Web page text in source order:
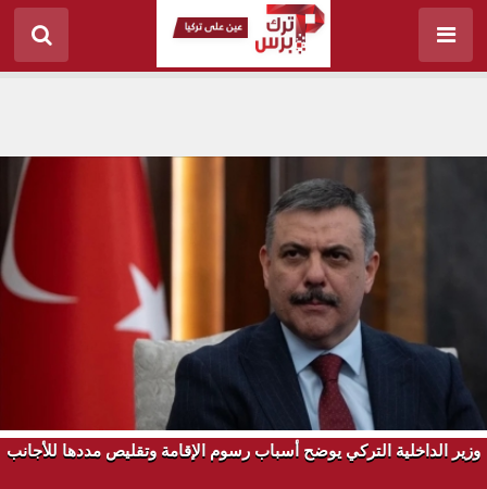
وزير الداخلية التركي يوضح أسباب رسوم الإقامة وتقليص مددها للأجانب